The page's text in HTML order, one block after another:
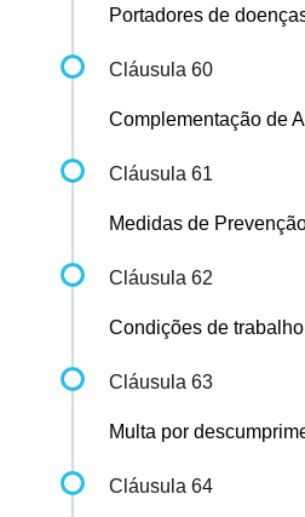
Portadores de
Cláusula 60
Complementação de
Cláusula 61
Medidas de
Cláusula 62
Condições de trabalho
Cláusula 63
Multa por
Cláusula 64